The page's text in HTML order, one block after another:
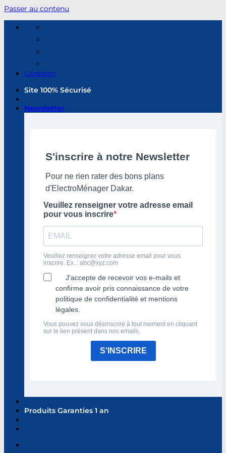
Passer au contenu
Livraison
Site 100% Sécurisé
Newsletter
S'inscrire à notre Newsletter
Pour ne rien rater des bons plans
d'ElectroMénager Dakar.
Veuillez renseigner votre adresse email
pour vous inscrire
Veuillez renseigner votre adresse email pour vous
inscrire. Ex. : abc@xyz.com
J'accepte de recevoir vos e-mails et
confirme avoir pris connaissance de votre
politique de confidentialité et mentions
légales.
Vous pouvez vous désinscrire à tout moment en cliquant
sur le lien présent dans nos emails.
S'INSCRIRE
Produits Garanties 1 an